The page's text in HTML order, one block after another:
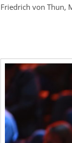
Friedrich von Thun,